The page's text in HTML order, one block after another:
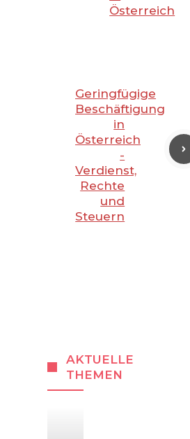
Österreich
Geringfügige
Beschäftigung
in
Österreich
-
Verdienst,
Rechte
und
Steuern
AKTUELLE
THEMEN